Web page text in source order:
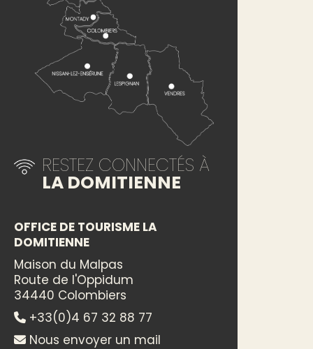
RESTEZ CONNECTÉS À
LA DOMITIENNE
OFFICE DE TOURISME LA
DOMITIENNE
Maison du Malpas
Route de l'Oppidum
34440 Colombiers
+33(0)4 67 32 88 77
Nous envoyer un mail